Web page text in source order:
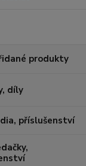
produkty
díly
příslušenství